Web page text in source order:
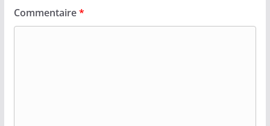
Commentaire*